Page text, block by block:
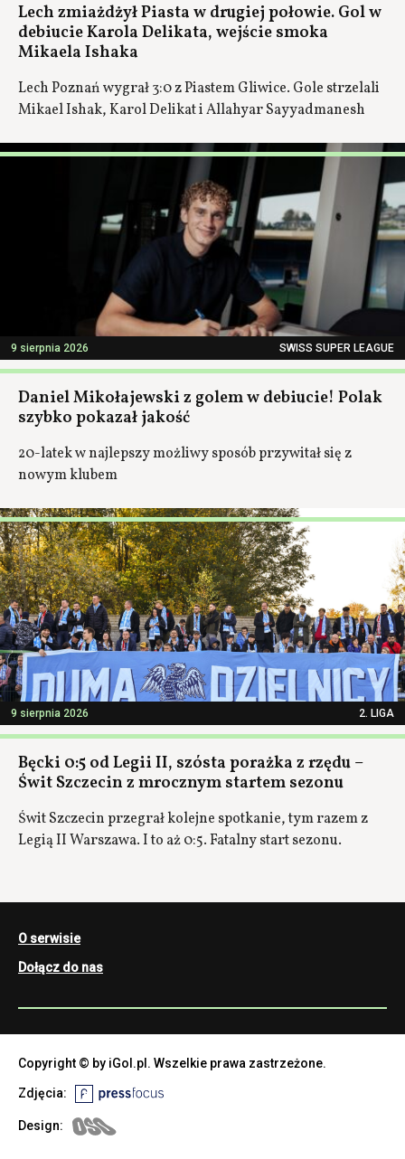
Lech zmiażdżył Piasta w drugiej połowie. Gol w
debiucie Karola Delikata, wejście smoka
Mikaela Ishaka
Lech Poznań wygrał 3:0 z Piastem Gliwice. Gole strzelali
Mikael Ishak, Karol Delikat i Allahyar Sayyadmanesh
9 sierpnia 2026 SWISS SUPER LEAGUE
Daniel Mikołajewski z golem w debiucie! Polak
szybko pokazał jakość
20-latek w najlepszy możliwy sposób przywitał się z
nowym klubem
9 sierpnia 2026 2. LIGA
Bęcki 0:5 od Legii II, szósta porażka z rzędu –
Świt Szczecin z mrocznym startem sezonu
Świt Szczecin przegrał kolejne spotkanie, tym razem z
Legią II Warszawa. I to aż 0:5. Fatalny start sezonu.
O serwisie
Dołącz do nas
Copyright © by iGol.pl. Wszelkie prawa zastrzeżone.
Zdjęcia:
Design: